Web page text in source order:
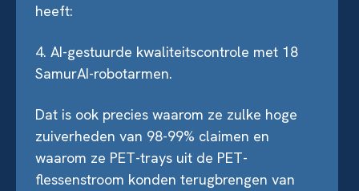
heeft:
4. AI-gestuurde kwaliteitscontrole met 18
SamurAI-robotarmen.
Dat is ook precies waarom ze zulke hoge
zuiverheden van 98-99% claimen en
waarom ze PET-trays uit de PET-
flessenstroom konden terugbrengen van